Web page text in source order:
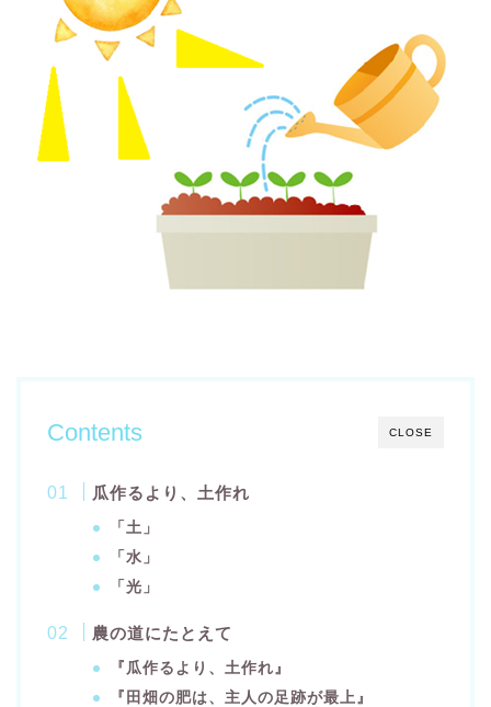
CLOSE
Contents
瓜作るより、土作れ
「土」
「水」
「光」
農の道にたとえて
『瓜作るより、土作れ』
『田畑の肥は、主人の足跡が最上』